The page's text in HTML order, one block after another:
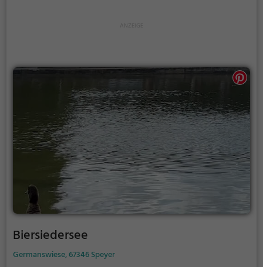
Biersiedersee
Germanswiese, 67346 Speyer